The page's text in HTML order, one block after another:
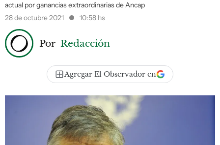
actual por ganancias extraordinarias de Ancap
28 de octubre 2021
10:58 hs
Por Redacción
Agregar El Observador en